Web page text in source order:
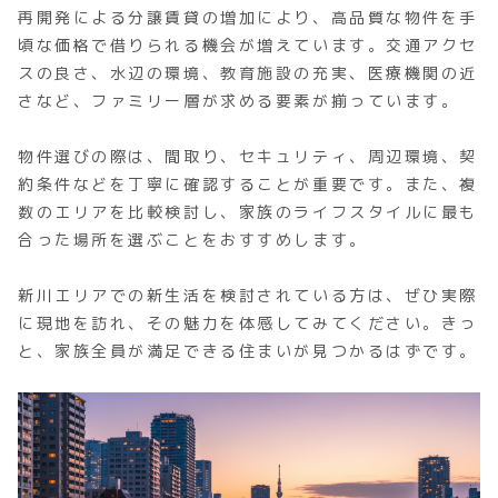
再開発による分譲賃貸の増加により、高品質な物件を手
頃な価格で借りられる機会が増えています。交通アクセ
スの良さ、水辺の環境、教育施設の充実、医療機関の近
さなど、ファミリー層が求める要素が揃っています。
物件選びの際は、間取り、セキュリティ、周辺環境、契
約条件などを丁寧に確認することが重要です。また、複
数のエリアを比較検討し、家族のライフスタイルに最も
合った場所を選ぶことをおすすめします。
新川エリアでの新生活を検討されている方は、ぜひ実際
に現地を訪れ、その魅力を体感してみてください。きっ
と、家族全員が満足できる住まいが見つかるはずです。